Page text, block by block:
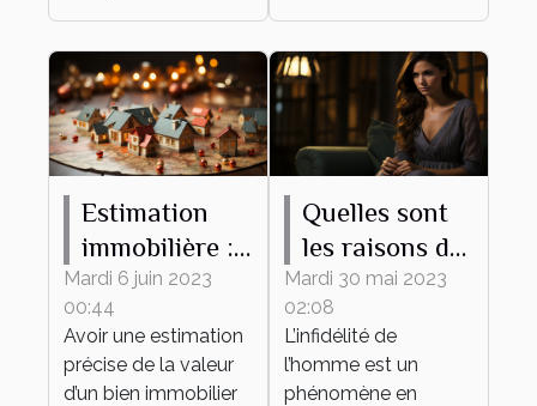
Estimation
immobilière :
ce qu’il faut
savoir
Mardi 6 juin 2023
00:44
Avoir une estimation
précise de la valeur
d’un bien immobilier
Quelles sont
les raisons de
l’infidélité de
l’homme dans
un couple ?
Mardi 30 mai 2023
02:08
L’infidélité de
l’homme est un
phénomène en